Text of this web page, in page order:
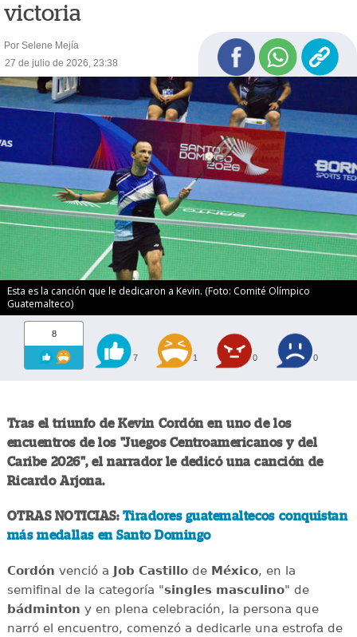
victoria
Por Selene Mejía
27 de julio de 2026, 23:38
Esta es la canción que le dedicaron a Kevin. (Foto: Comité Olímpico
Guatemalteco)
8
7 1 0 0
Tras el triunfo de Kevin Cordón en uno de los
encuentros de los "Juegos Centroamericanos y del
Caribe 2026", el narrador le dedicó una canción de
Ricardo Arjona.
OTRAS NOTICIAS: Tiradores guatemaltecos conquistan
más medallas en Santo Domingo
Cordón venció a Job CastillodeMéxico, en la
semifinal de la categoría "singles masculino" de
bádminton y en plena celebración, la persona que
narró el encuentro, comenzó a dedicarle una estrofa de